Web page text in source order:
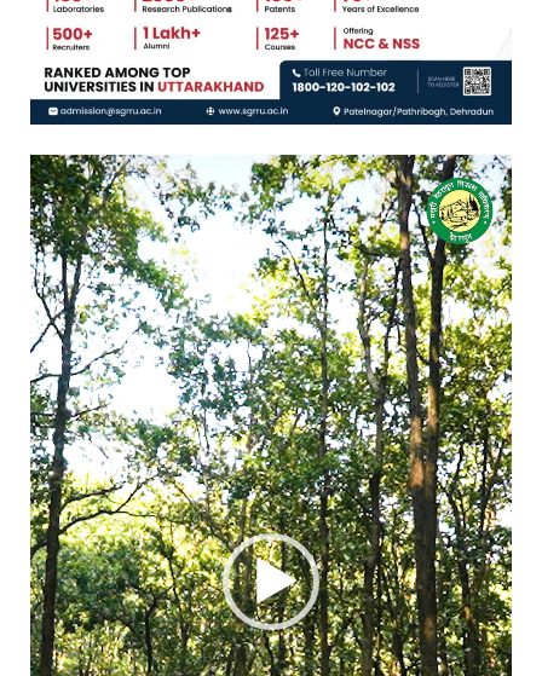
Video
Player